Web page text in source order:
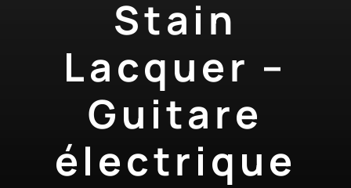
Stain
Lacquer –
Guitare
électrique